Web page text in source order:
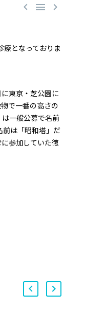
  
となっておりま
東京・芝公園に
で一番の高さの
一般公募で名前
前は「昭和塔」だ
参加していた徳